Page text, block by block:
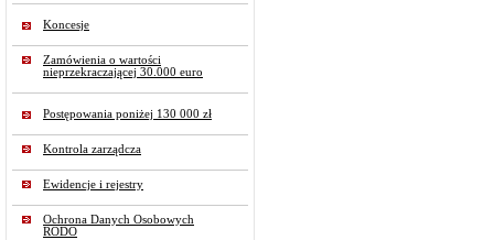
Koncesje
Zamówienia o wartości
nieprzekraczającej 30.000 euro
Postępowania poniżej 130 000 zł
Kontrola zarządcza
Ewidencje i rejestry
Ochrona Danych Osobowych
RODO